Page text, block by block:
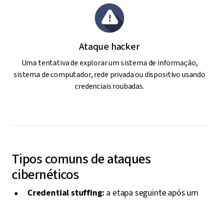
Ataque hacker
Uma tentativa de explorar um sistema de informação,
sistema de computador, rede privada ou dispositivo usando
credenciais roubadas.
Tipos comuns de ataques
cibernéticos
Credential stuffing: a etapa seguinte após um